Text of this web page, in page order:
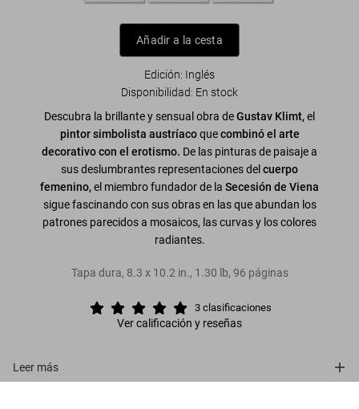
Añadir a la cesta
Edición: Inglés
Disponibilidad: En stock
Descubra la brillante y sensual obra deGustav Klimt,el
pintor simbolista austríacoquecombinó el arte
decorativo con el erotismo. De las pinturas de paisaje a
sus deslumbrantes representaciones del cuerpo
femenino,el miembro fundador de la Secesión de Viena
sigue fascinando con sus obras en las que abundan los
patrones parecidos a mosaicos, las curvas y los colores
radiantes.
Tapa dura, 8.3 x 10.2 in., 1.30 lb, 96 páginas
3 clasificaciones
Ver calificación y reseñas
Leer más